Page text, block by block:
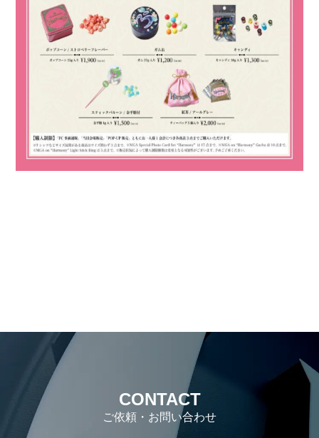
CONTACT
ご依頼・お問い合わせ